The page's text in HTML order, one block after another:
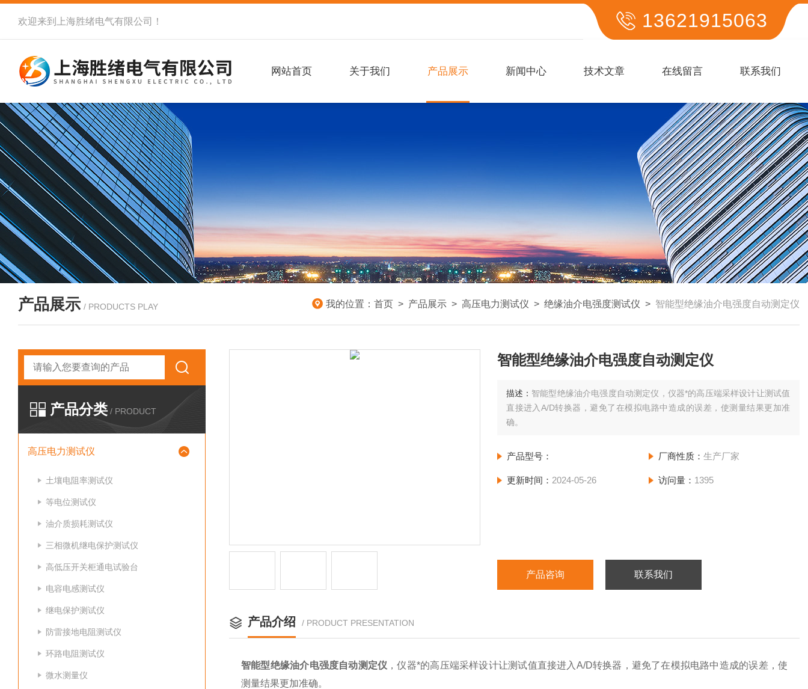
欢迎来到 上海胜绪电气有限公司 ！ 13621915063
网站首页 关于我们 产品展示 新闻中心 技术文章 在线留言 联系我们
产品展示 / PRODUCTS PLAY 我的位置： 首页 > 产品展示 > 高压电力测试仪 > 绝缘油介电强度测试仪 > 智能型绝缘油介电强度自动测定仪
产品分类 / PRODUCT
高压电力测试仪
土壤电阻率测试仪
等电位测试仪
油介质损耗测试仪
三相微机继电保护测试仪
高低压开关柜通电试验台
电容电感测试仪
继电保护测试仪
防雷接地电阻测试仪
环路电阻测试仪
微水测量仪
智能型绝缘油介电强度自动测定仪
描述： 智能型绝缘油介电强度自动测定仪，仪器*的高压端采样设计让测试值
直接进入A/D转换器，避免了在模拟电路中造成的误差，使测量结果更加准
确。
产品型号： 厂商性质： 生产厂家
更新时间： 2024-05-26 访问量： 1395
产品咨询 联系我们
产品介绍 / PRODUCT PRESENTATION
智能型绝缘油介电强度自动测定仪 ，仪器*的高压端采样设计让测试值直接进入A/D转换器，避免了在模拟电路中造成的误差，使
测量结果更加准确。